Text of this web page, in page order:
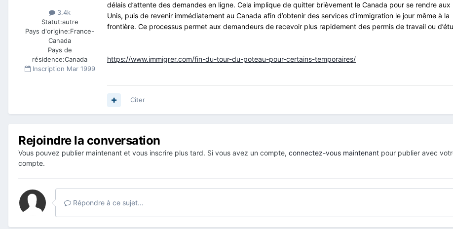
3.4k
Statut:autre
Pays d'origine:France-
Canada
Pays de
résidence:Canada
Inscription Mar 1999
délais d’attente des demandes en ligne. Cela implique de quitter brièvement le Canada pour se rendre aux
Unis, puis de revenir immédiatement au Canada afin d’obtenir des services d’immigration le jour même à la
frontière. Ce processus permet aux demandeurs de recevoir plus rapidement des permis de travail ou
https://www.immigrer.com/fin-du-tour-du-poteau-pour-certains-temporaires/
Citer
Rejoindre la conversation
Vous pouvez publier maintenant et vous inscrire plus tard. Si vous avez un compte, connectez-vous maintenant pour publier avec
compte.
Répondre à ce sujet…